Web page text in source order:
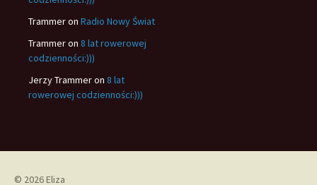
Trammeron Radio Nowy Świat
Trammeron 8 lat rowerowej
codzienności:)))
Jerzy Trammeron 8 lat
rowerowej codzienności:)))
© 2026 Eliza